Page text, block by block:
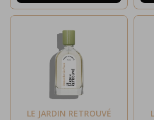
LE JARDIN RETROUVÉ